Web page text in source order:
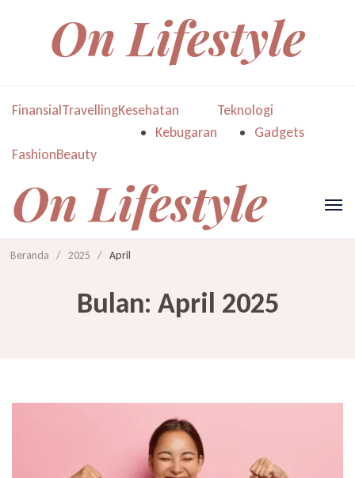
On Lifestyle
FinansialTravellingKesehatan
Kebugaran
Teknologi
Gadgets
FashionBeauty
On Lifestyle
Beranda / 2025 / April
Bulan: April 2025